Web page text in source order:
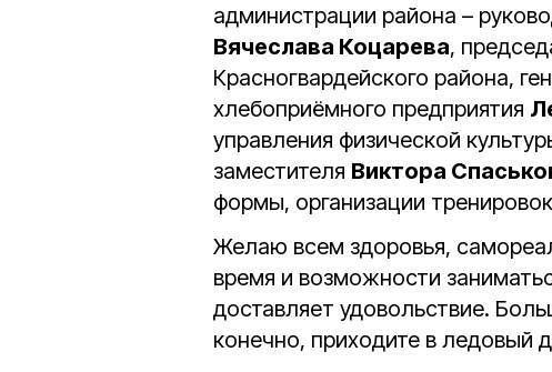
администрации района –
Вячеслава Коцарева,
Красногвардейского района,
хлебоприёмного предприятия
управления физической
заместителя Виктора
формы, организации
Желаю всем здоровья,
время и возможности
доставляет удовольствие.
конечно, приходите в ледовый